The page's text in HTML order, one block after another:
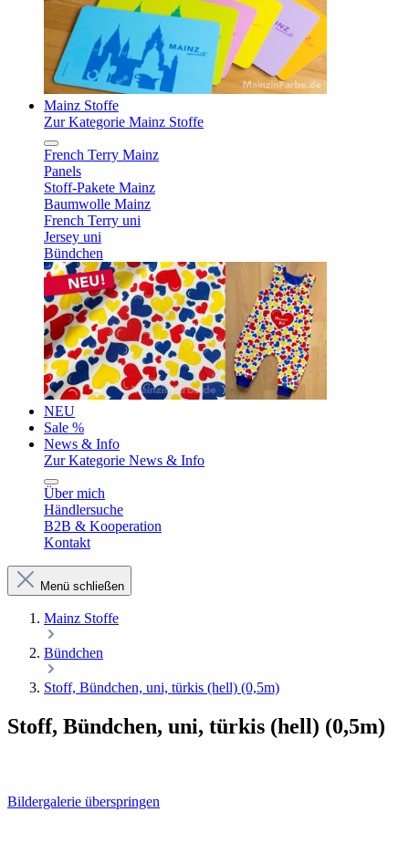
Mainz Stoffe
Zur Kategorie Mainz Stoffe
French Terry Mainz
Panels
Stoff-Pakete Mainz
Baumwolle Mainz
French Terry uni
Jersey uni
Bündchen
NEU
Sale %
News & Info
Zur Kategorie News & Info
Über mich
Händlersuche
B2B & Kooperation
Kontakt
Menü schließen
Mainz Stoffe
Bündchen
Stoff, Bündchen, uni, türkis (hell) (0,5m)
Stoff, Bündchen, uni, türkis (hell) (0,5m)
Bildergalerie überspringen